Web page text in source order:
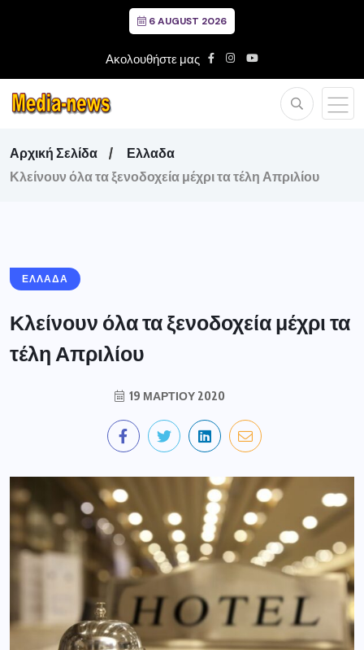
6 AUGUST 2026
Ακολουθήστε μας
Αρχική Σελίδα
Ελλαδα
Κλείνουν όλα τα ξενοδοχεία μέχρι τα τέλη Απριλίου
ΕΛΛΑΔΑ
Κλείνουν όλα τα ξενοδοχεία μέχρι τα
τέλη Απριλίου
19 ΜΑΡΤΊΟΥ 2020